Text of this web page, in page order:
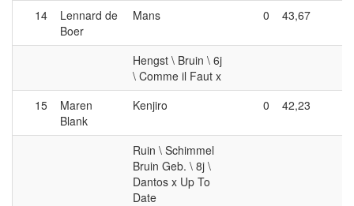
14
Lennard de
Boer
Mans 0 43,67
Hengst \ Bruin \ 6j
\ Comme il Faut x
15
Maren
Blank
Kenjiro 0 42,23
Ruin \ Schimmel
Bruin Geb. \ 8j \
Dantos x Up To
Date